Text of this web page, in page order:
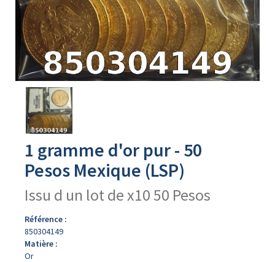
Avers
produit
1 gramme d'or pur - 50
Pesos Mexique (LSP)
Issu d un lot de x10 50 Pesos
Référence :
850304149
Matière :
Or